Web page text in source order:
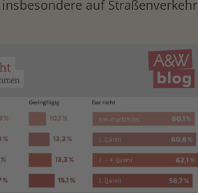
auf Straßenverkehr